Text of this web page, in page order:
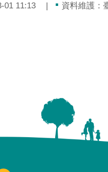
01 11:13 資料維護：